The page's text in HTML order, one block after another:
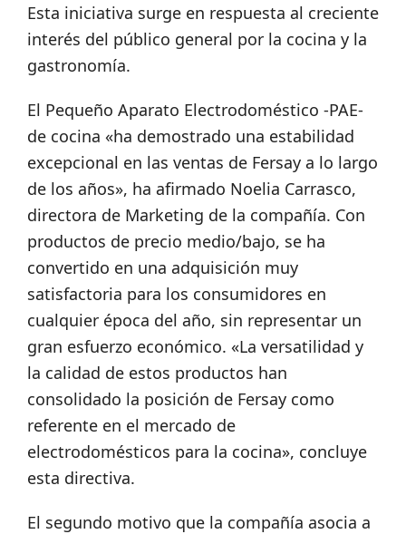
Esta iniciativa surge en respuesta al creciente
interés del público general por la cocina y la
gastronomía.
El Pequeño Aparato Electrodoméstico -PAE-
de cocina «ha demostrado una estabilidad
excepcional en las ventas de Fersay a lo largo
de los años», ha afirmado Noelia Carrasco,
directora de Marketing de la compañía. Con
productos de precio medio/bajo, se ha
convertido en una adquisición muy
satisfactoria para los consumidores en
cualquier época del año, sin representar un
gran esfuerzo económico. «La versatilidad y
la calidad de estos productos han
consolidado la posición de Fersay como
referente en el mercado de
electrodomésticos para la cocina», concluye
esta directiva.
El segundo motivo que la compañía asocia a